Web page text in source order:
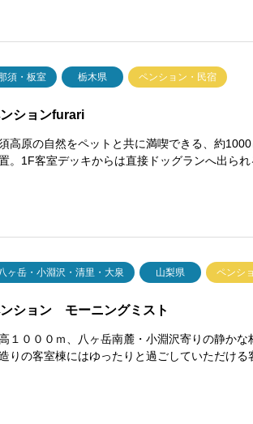
須・板室 栃木県 ペンション・民宿
ションfurari
高原の自然をペットと共に満喫できる、約
。1F客室デッキからは直接ドッグランへ出られ
ヶ岳・小淵沢・清里・大泉 山梨県 ペンシ
ション モーニングミスト
１０００ｍ、八ヶ岳南麓・小淵沢寄りの静か
りの客室棟にはゆったりと過ごしていただける